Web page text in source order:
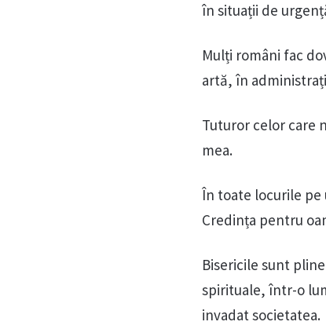
în situații de
Mulți români fac
artă, în
Tuturor celor care
mea.
În toate locurile pe
Credința pentru
Bisericile sunt
spirituale, într-o
invadat societatea.